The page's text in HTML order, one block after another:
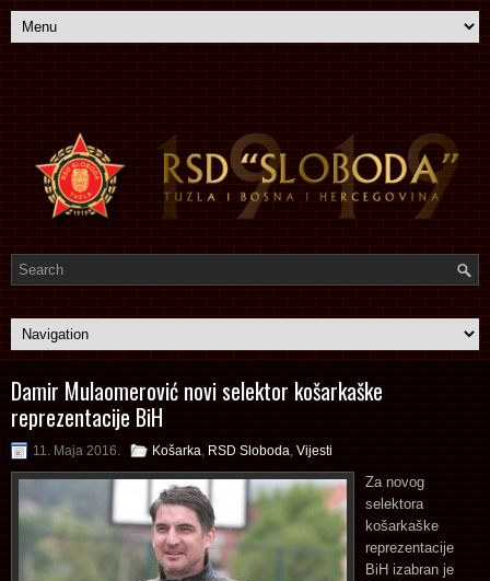
Damir Mulaomerović novi selektor košarkaške
reprezentacije BiH
11. Maja 2016. Košarka RSD Sloboda Vijesti
Za novog
selektora
košarkaške
reprezentacije
BiH izabran je